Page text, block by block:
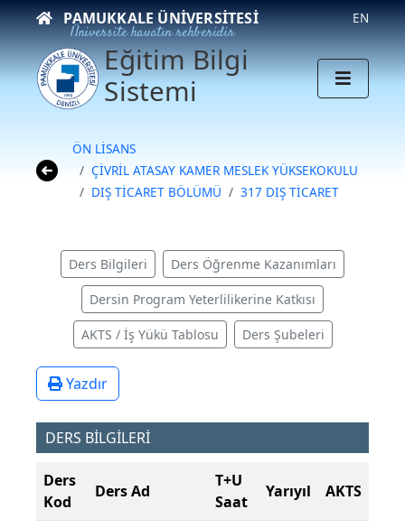
PAMUKKALE ÜNIVERSITESI
Üniversite hayatın rehberidir
EN
Eğitim Bilgi
Sistemi
ÖN LİSANS
ÇİVRİL ATASAY KAMER MESLEK YÜKSEKOKULU
DIŞ TİCARET BÖLÜMÜ
317 DIŞ TİCARET
Ders Bilgileri Ders Öğrenme Kazanımları
Dersin Program Yeterlilikerine Katkısı
AKTS / İş Yükü Tablosu Ders Şubeleri
Yazdır
DERS BİLGİLERİ
Ders
Kod
Ders Ad
T+U
Saat
Yarıyıl AKTS